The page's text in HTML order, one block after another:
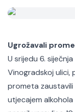
Ugrožavali
U srijedu 6.
Vinogradskoj ulici,
prometa
utjecajem alkohola